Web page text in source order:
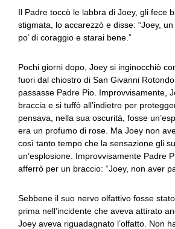
Il Padre toccò le labbra di Joey, gli fece
stigmata, lo accarezzò e disse: “Joey, un
po’ di coraggio e starai bene.”
Pochi giorni dopo, Joey si inginocchiò
fuori dal chiostro di San Givanni
passasse Padre Pio. Improvvisamente,
braccia e si tuffò all’indietro per
pensava, nella sua oscurità, fosse
era un profumo di rose. Ma Joey non
così tanto tempo che la sensazione gli
un’esplosione. Improvvisamente Padre
afferrò per un braccio: “Joey, non aver
Sebbene il suo nervo olfattivo fosse
prima nell’incidente che aveva attirato
Joey aveva riguadagnato l’olfatto. Non